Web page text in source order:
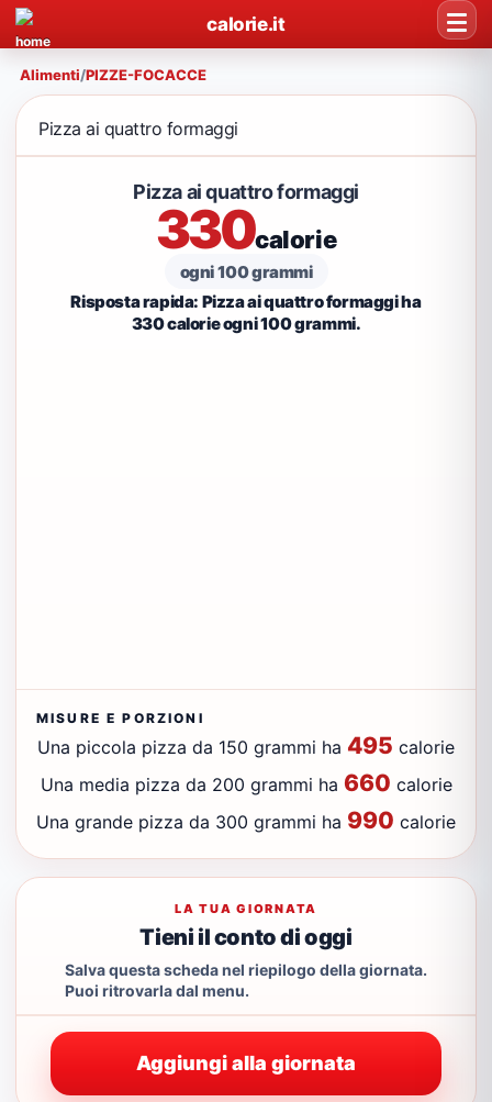
calorie.it
Alimenti/PIZZE-FOCACCE
Pizza ai quattro formaggi
Pizza ai quattro formaggi
330calorie
ogni 100 grammi
Risposta rapida: Pizza ai quattro formaggi ha
330 calorie ogni 100 grammi.
MISURE E PORZIONI
Una piccola pizza da 150 grammi ha 495 calorie
Una media pizza da 200 grammi ha 660 calorie
Una grande pizza da 300 grammi ha 990 calorie
LA TUA GIORNATA
Tieni il conto di oggi
Salva questa scheda nel riepilogo della giornata.
Puoi ritrovarla dal menu.
Aggiungi alla giornata